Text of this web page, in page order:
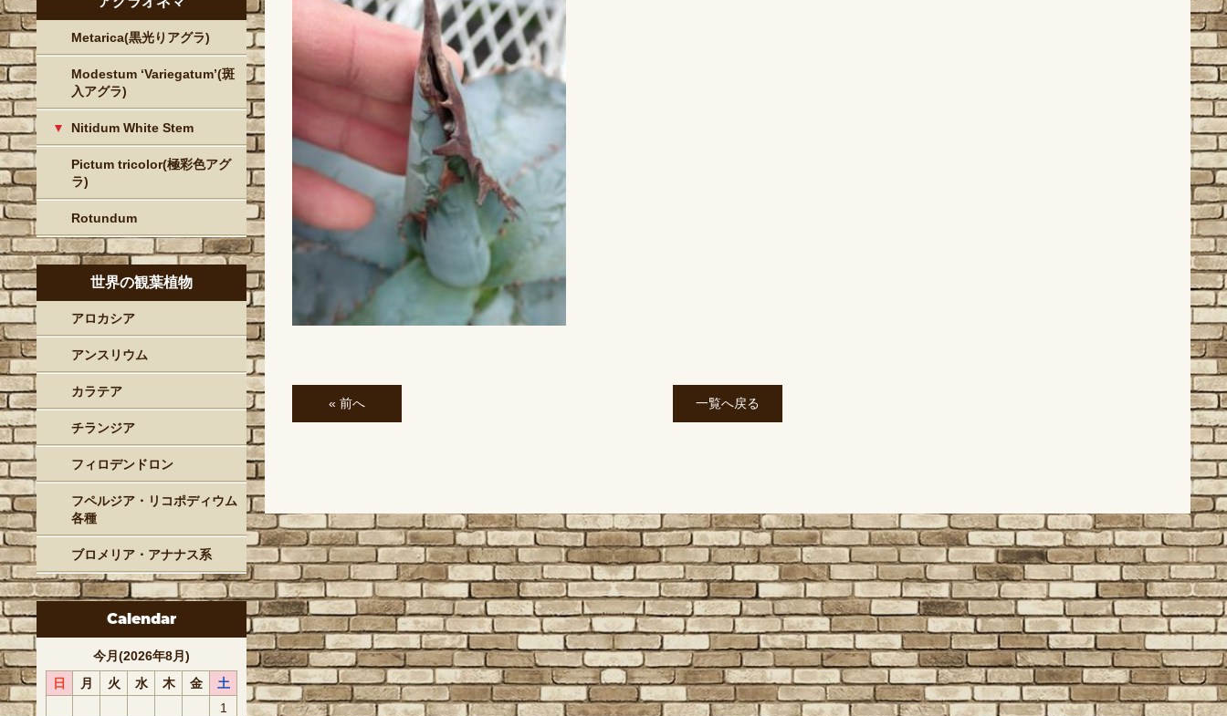
« 前へ 一覧へ戻る
Metarica(黒光りアグラ)
Modestum ‘Variegatum’(斑
入アグラ)
Nitidum White Stem
Pictum tricolor(極彩色アグ
ラ)
Rotundum
世界の観葉植物
アロカシア
アンスリウム
カラテア
チランジア
フィロデンドロン
フペルジア・リコポディウム
各種
ブロメリア・アナナス系
Calendar
今月(2026年8月)
日
月 火 水 木 金
土
1